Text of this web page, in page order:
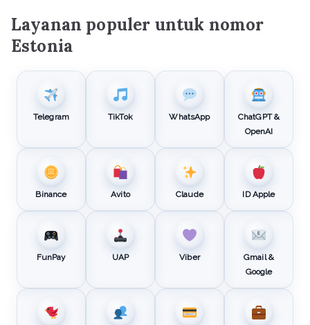
Layanan populer untuk nomor
Estonia
Telegram TikTok WhatsApp
ChatGPT &
OpenAI
Binance Avito Claude ID Apple
FunPay UAP Viber
Gmail &
Google